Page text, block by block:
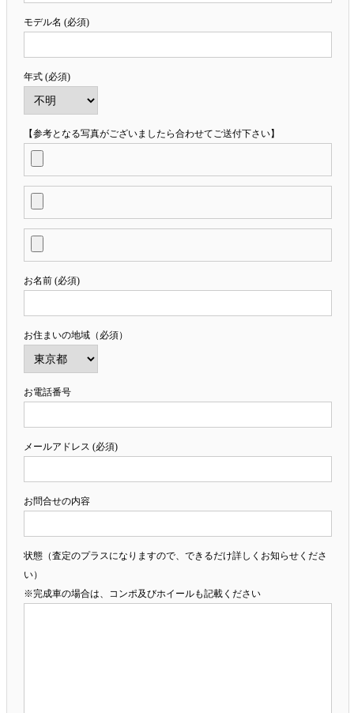
モデル名 (必須)
年式 (必須)
【参考となる写真がございましたら合わせてご送付下さい】
お名前 (必須)
お住まいの地域（必須）
お電話番号
メールアドレス (必須)
お問合せの内容
状態（査定のプラスになりますので、できるだけ詳しくお知らせくださ
い）
※完成車の場合は、コンポ及びホイールも記載ください